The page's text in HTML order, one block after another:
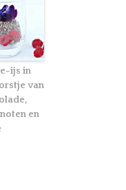
ijs in
van
en